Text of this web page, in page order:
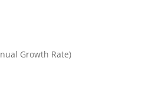
Growth Rate)